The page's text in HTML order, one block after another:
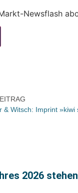
Newsflash
& Witsch: Imprint
2026